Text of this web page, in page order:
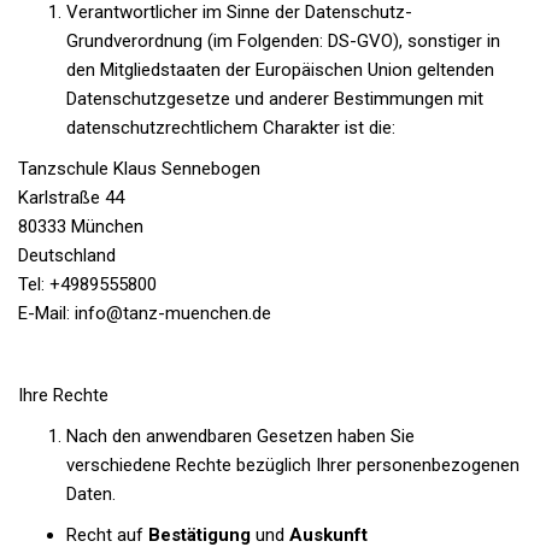
Verantwortlicher im Sinne der Datenschutz-
Grundverordnung (im Folgenden: DS-GVO), sonstiger in
den Mitgliedstaaten der Europäischen Union geltenden
Datenschutzgesetze und anderer Bestimmungen mit
datenschutzrechtlichem Charakter ist die:
Tanzschule Klaus Sennebogen
Karlstraße 44
80333 München
Deutschland
Tel: +4989555800
E-Mail: info@tanz-muenchen.de
Ihre Rechte
Nach den anwendbaren Gesetzen haben Sie
verschiedene Rechte bezüglich Ihrer personenbezogenen
Daten.
Recht auf Bestätigung und Auskunft